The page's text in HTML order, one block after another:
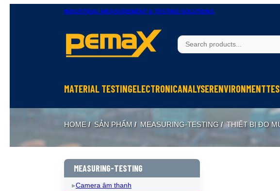
INDUSTRIAL MEASUREMENT & TESTING SOLUTIONS
MATERIAL TESTING
Thử độ bền vật liệu
Thử nghiệm rung
Máy đo độ cứng
Thiết bị chuẩn bị mẫu
ELECTRONIC
Meters, Anlyser
Test sản phẩm điện tử
Calibrator
ANALYSER
Thermal Analysis
Spectrometer
ENVIRONMENT
Weather Testing
Climate &
Sound &
HOME / SẢN PHẨM / MEASURING-TESTING / THIẾT BỊ ĐO
MEASURING-TESTING
Camera âm thanh